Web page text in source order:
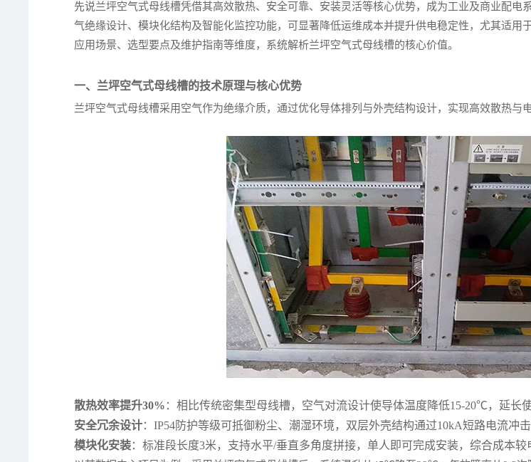
先说兰坪空气式母线槽凭借其高效散热、安全可靠、安装灵活等核心优势，成为工业及商业配电
气绝缘设计、模块化结构及智能化监控功能，可显著降低运维成本并提升供电稳定性，尤其适用
应用场景、选型要点及维护指南等维度，系统解析兰坪空气式母线槽的核心价值。
一、兰坪空气式母线槽的技术原理与核心优势
兰坪空气式母线槽采用空气作为绝缘介质，通过优化导体排列与外壳结构设计，实现高效散热与
散热效率提升30% ：相比传统密集型母线槽，空气对流设计使导体温度降低15-20℃，延长
安全冗余设计：IP54防护等级可抵御粉尘、潮湿环境，双层外壳结构通过10kA短路电流冲
模块化安装：标准段长度3米，支持水平/垂直多角度拼接，单人即可完成安装，综合成本较